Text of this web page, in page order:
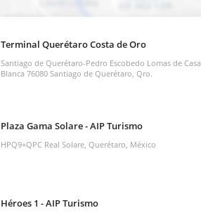
Terminal Querétaro Costa de Oro
Santiago de Querétaro-Pedro Escobedo Lomas de Casa
Blanca 76080 Santiago de Querétaro, Qro.
Plaza Gama Solare - AIP Turismo
HPQ9+QPC Real Solare, Querétaro, México
Héroes 1 - AIP Turismo